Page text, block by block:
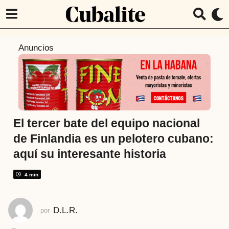
t
á
s
4
ñ
o
s
Anuncios
El tercer bate del equipo nacional
de Finlandia es un pelotero cubano:
aquí su interesante historia
4 min
por D.L.R.